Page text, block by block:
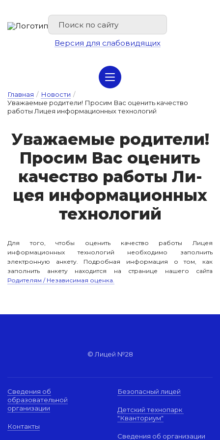
Версия для слабовидящих
Главная / Новости /
Уважаемые родители! Просим Вас оценить качество
работы Лицея информационных технологий
У­ва­жа­е­мые ро­ди­те­ли!
Про­сим Вас о­це­нить
ка­чес­тво ра­бо­ты Ли­
цея ин­форма­ци­он­ных
тех­но­ло­гий
Для того, чтобы оценить качество работы Лицея
информационных технологий необходимо заполнить
электронную анкету. Подробная информация о том, как
заполнить анкету находится на странице нашего сайта
Родителям / Независимая оценка.
© Лицей №28
Сведения об
образовательной
организации
Контакты
Безопасный лицей
Детский технопарк
"Кванториум"
Сведения об организации